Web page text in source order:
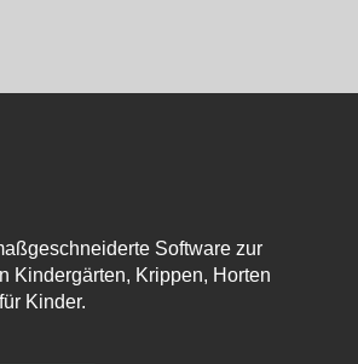
Software zur
Kindergärten, Krippen, Horten
Kinder.